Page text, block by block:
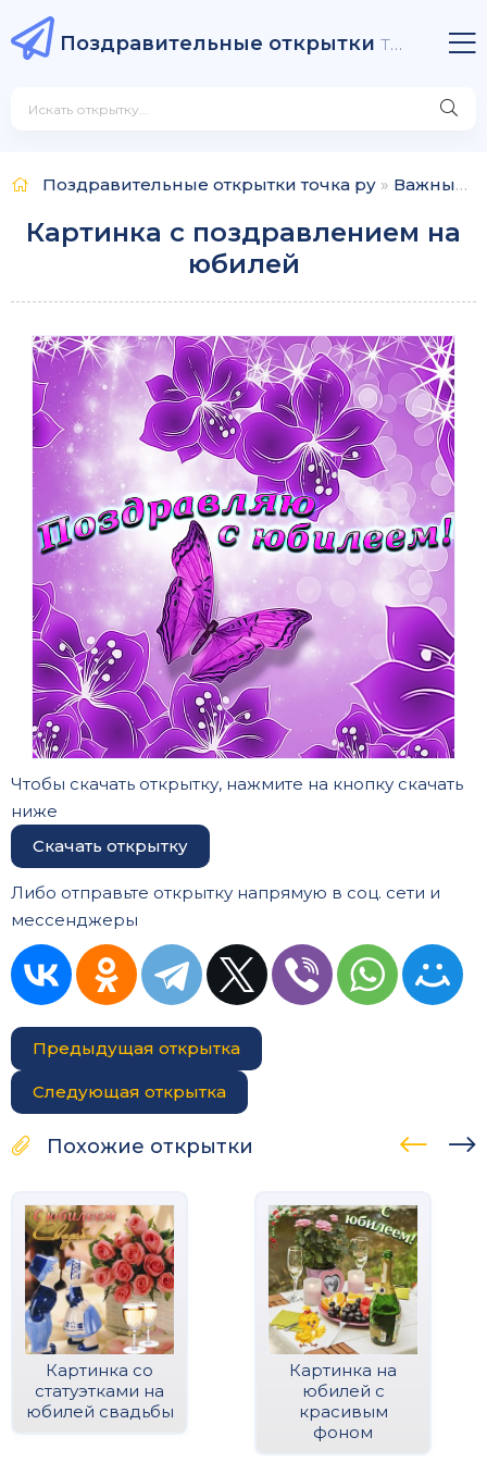
Поздравительные открытки точка ру
Поздравительные открытки точка ру » Важные даты
Картинка с поздравлением на
юбилей
Чтобы скачать открытку, нажмите на кнопку скачать
ниже
Скачать открытку
Либо отправьте открытку напрямую в соц. сети и
мессенджеры
Предыдущая открытка
Следующая открытка
Похожие открытки
Картинка со
статуэтками на
юбилей свадьбы
Картинка на
юбилей с
красивым
фоном